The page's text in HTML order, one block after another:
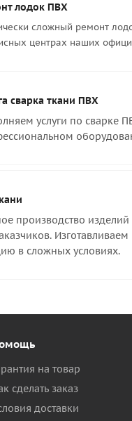
лодок ПВХ
сложный ремонт
центрах наших
сварка ткани ПВХ
услуги по сварке
производство изделий
в сложных условиях.
на товар
сделать заказ
доставки